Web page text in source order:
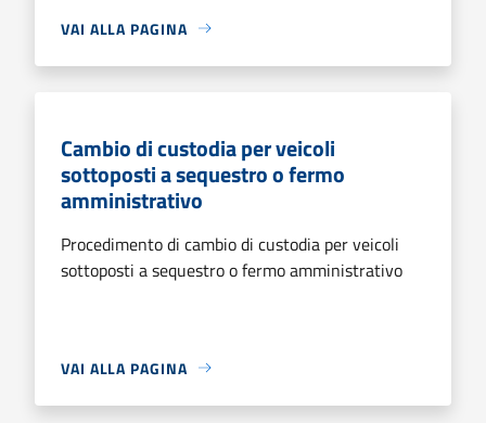
VAI ALLA PAGINA
Cambio di custodia per veicoli
sottoposti a sequestro o fermo
amministrativo
Procedimento di cambio di custodia per veicoli
sottoposti a sequestro o fermo amministrativo
VAI ALLA PAGINA